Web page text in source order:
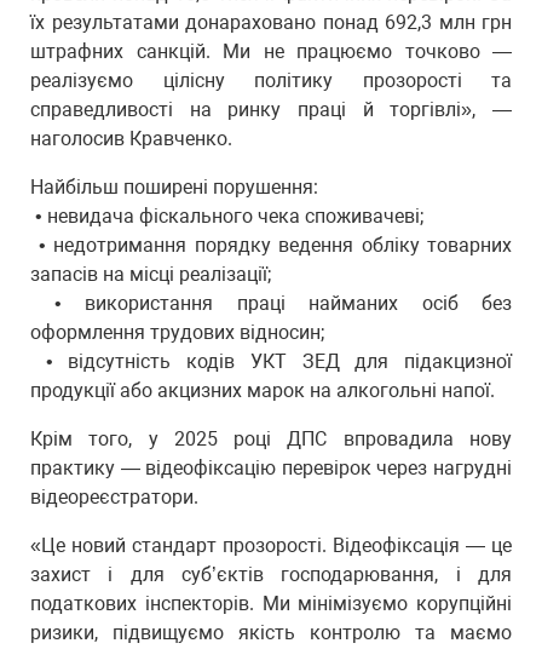
їх результатами донараховано понад 692,3 млн грн
штрафних санкцій. Ми не працюємо точково —
реалізуємо цілісну політику прозорості та
справедливості на ринку праці й торгівлі», —
наголосив Кравченко.
Найбільш поширені порушення:
• невидача фіскального чека споживачеві;
• недотримання порядку ведення обліку товарних
запасів на місці реалізації;
• використання праці найманих осіб без
оформлення трудових відносин;
• відсутність кодів УКТ ЗЕД для підакцизної
продукції або акцизних марок на алкогольні напої.
Крім того, у 2025 році ДПС впровадила нову
практику — відеофіксацію перевірок через нагрудні
відеореєстратори.
«Це новий стандарт прозорості. Відеофіксація — це
захист і для суб’єктів господарювання, і для
податкових інспекторів. Ми мінімізуємо корупційні
ризики, підвищуємо якість контролю та маємо